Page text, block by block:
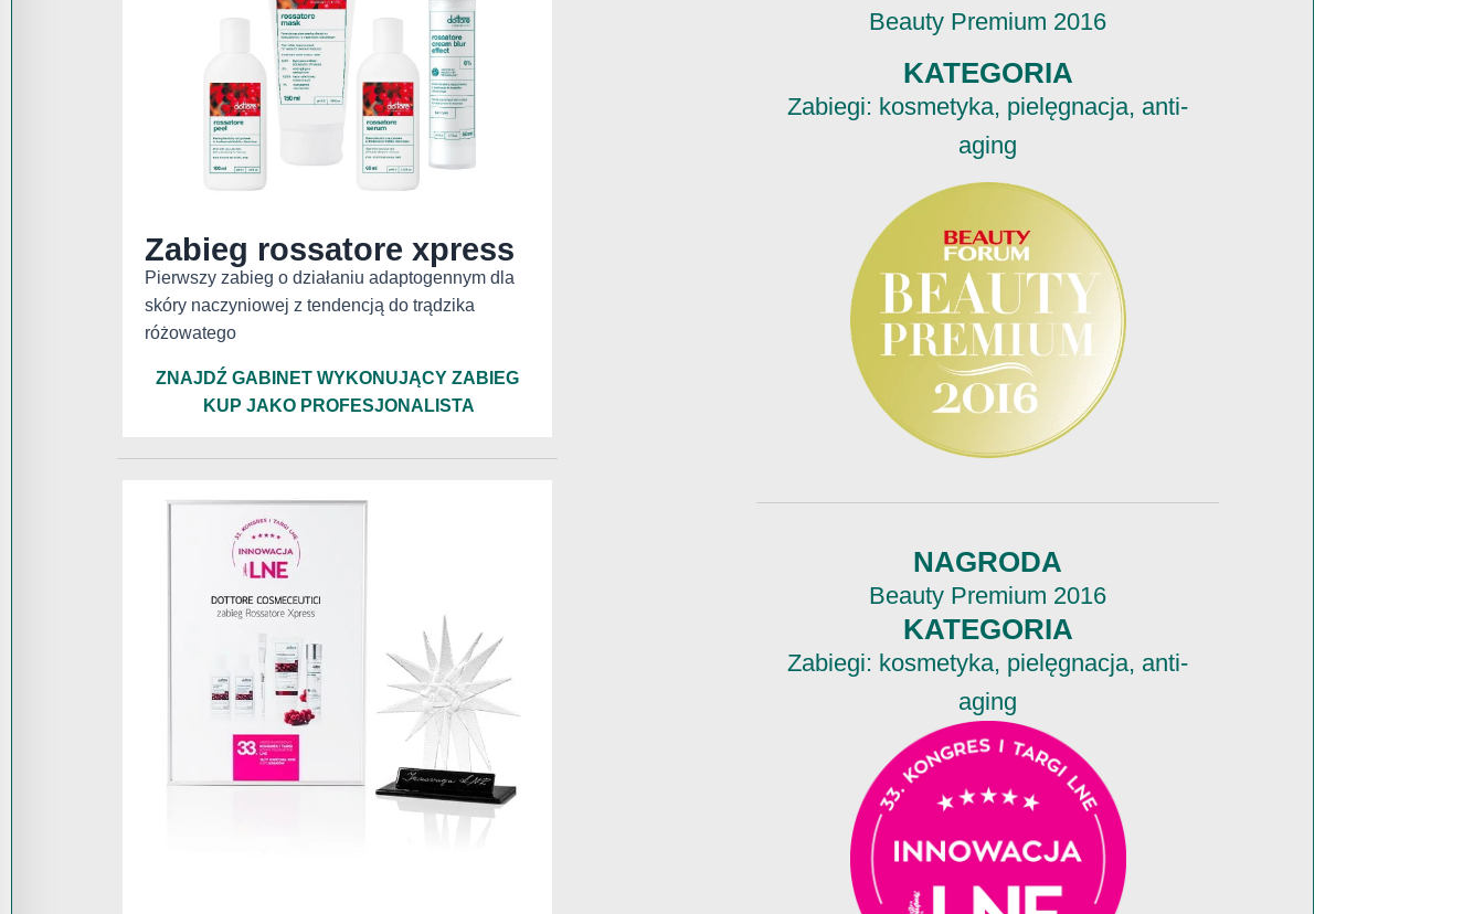
Zabieg rossatore xpress
Pierwszy zabieg o działaniu adaptogennym dla
skóry naczyniowej z tendencją do trądzika
różowatego
ZNAJDŹ GABINET WYKONUJĄCY ZABIEG
KUP JAKO PROFESJONALISTA
Beauty Premium 2016
KATEGORIA
Zabiegi: kosmetyka, pielęgnacja, anti-
aging
NAGRODA
Beauty Premium 2016
KATEGORIA
Zabiegi: kosmetyka, pielęgnacja, anti-
aging